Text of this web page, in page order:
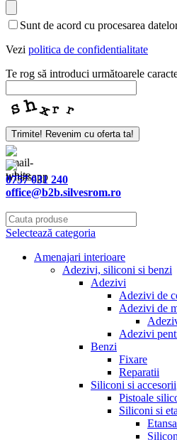
Website
Sunt de acord cu procesarea
Vezi politica de confidentialitate
Te rog să introduci următoarele
Trimite! Revenim cu oferta ta!
0757 031 240
office@b2b.silvesrom.ro
Selectează categoria
Amenajari interioare
Adezivi, siliconi si benzi
Adezivi
Adezivi de
Adezivi de
Adezivi
Benzi
Fixare
Reparatii
Siliconi si accesorii
Pistoale
Siliconi si